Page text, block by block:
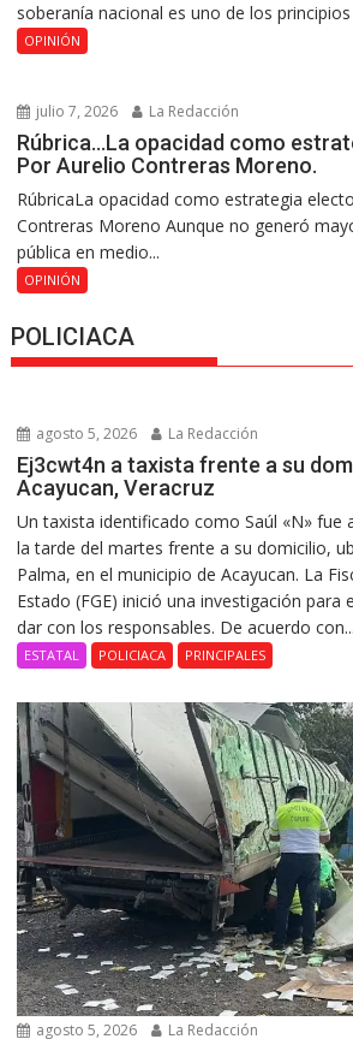
soberanía nacional es uno de los
OPINIÓN
julio 7, 2026 La Redacción
Rúbrica…La opacidad como
Por Aurelio Contreras Moreno.
RúbricaLa opacidad como estrategia
Contreras Moreno Aunque no generó
pública en medio...
OPINIÓN
POLICIACA
agosto 5, 2026 La Redacción
Ej3cwt4n a taxista frente a su
Acayucan, Veracruz
Un taxista identificado como Saúl «N» fue
la tarde del martes frente a su domicilio,
Palma, en el municipio de Acayucan. La
Estado (FGE) inició una investigación para
dar con los responsables. De acuerdo con...
ESTATAL POLICIACA PRINCIPALES
agosto 5, 2026 La Redacción